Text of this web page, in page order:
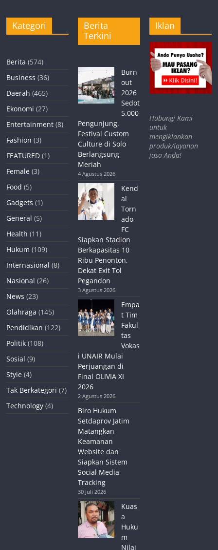
Kategori
Berita (574)
Business (36)
Daerah (465)
Ekonomi (27)
Entertainment (8)
Fashion (3)
FEATURED (1)
Female (3)
Food (5)
Gadgets (1)
General (5)
Health (11)
Hukum (109)
Internasional (8)
Nasional (26)
News (23)
Olahraga (145)
Pendidikan (122)
Politik (108)
Sosial (9)
Style (4)
Tak Berkategori (7)
Technology (4)
Berita
Terkini
Burn
out
2026
Sedot
5.000
Pengunjung,
Festival Custom
Culture di Solo
Berlangsung
Meriah
4 Agustus 2026
Kend
al
Torn
ado
FC
Siapkan Stadion
Berkapasitas 10
Ribu Penonton,
Dekat Exit Tol
Pegandon
3 Agustus 2026
Empa
t Tim
Fakul
tas
Vokas
i UNAIR Mulai
Perjuangan di
Final OLIVIA XI
2026
2 Agustus 2026
Biro Hukum
Setdaprov Jatim
Matangkan
Keamanan
Website dan
Siapkan Sistem
Social Media
Tracking
30 Juli 2026
Kuas
a
Huku
m
Nilai
Iklan
Hubungi Kami
untuk
mengiklankan
produk/layanan
jasa Anda!